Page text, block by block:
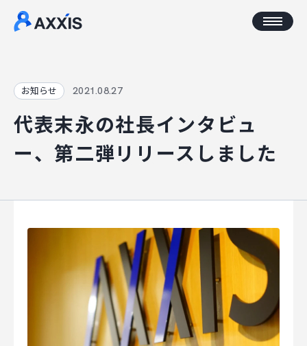
CORPORATE
企業情報
SERVICE
AXXISのサービス
お知らせ 2021.08.27
代表末永の社長インタビュ
ー、第二弾リリースしました